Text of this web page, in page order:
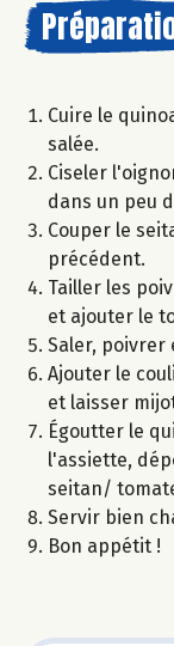
Cuire le
salée.
Ciseler
dans un peu
Couper le
précédent.
Tailler les
et ajouter le
Saler, poivrer
Ajouter le
et laisser
Égoutter le
l'assiette,
seitan/
Servir bien
Bon appétit !